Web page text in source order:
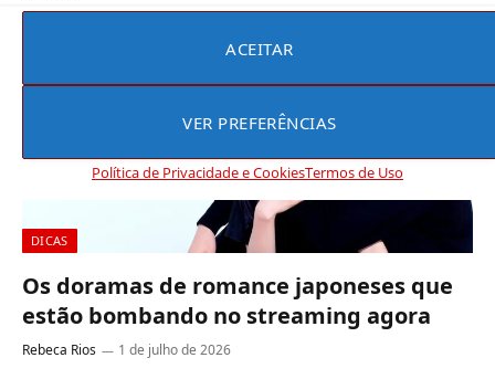
ACEITAR
VER PREFERÊNCIAS
Política de Privacidade e CookiesTermos de Uso
DICAS
Os doramas de romance japoneses que
estão bombando no streaming agora
Rebeca Rios 1 de julho de 2026